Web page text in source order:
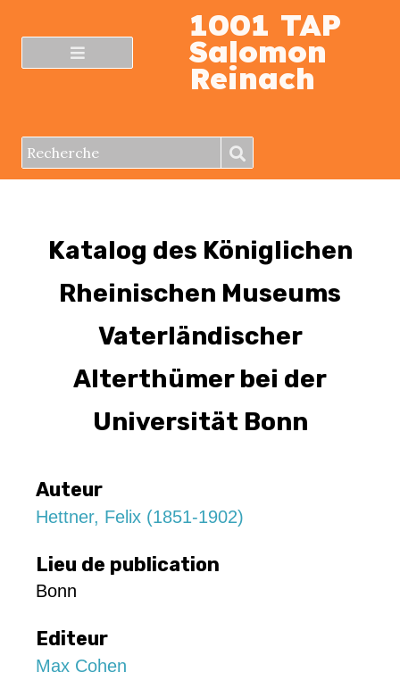
1001 TAP
Salomon
Reinach
Katalog des Königlichen
Rheinischen Museums
Vaterländischer
Alterthümer bei der
Universität Bonn
Auteur
Hettner, Felix (1851-1902)
Lieu de publication
Bonn
Editeur
Max Cohen